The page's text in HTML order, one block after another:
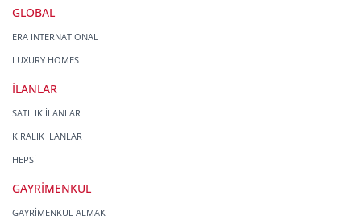
GLOBAL
ERA INTERNATIONAL
LUXURY HOMES
İLANLAR
SATILIK İLANLAR
KİRALIK İLANLAR
HEPSİ
GAYRİMENKUL
GAYRİMENKUL ALMAK